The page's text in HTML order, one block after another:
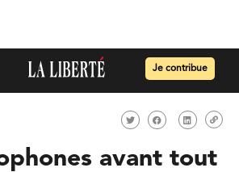
Je contribue
avant tout